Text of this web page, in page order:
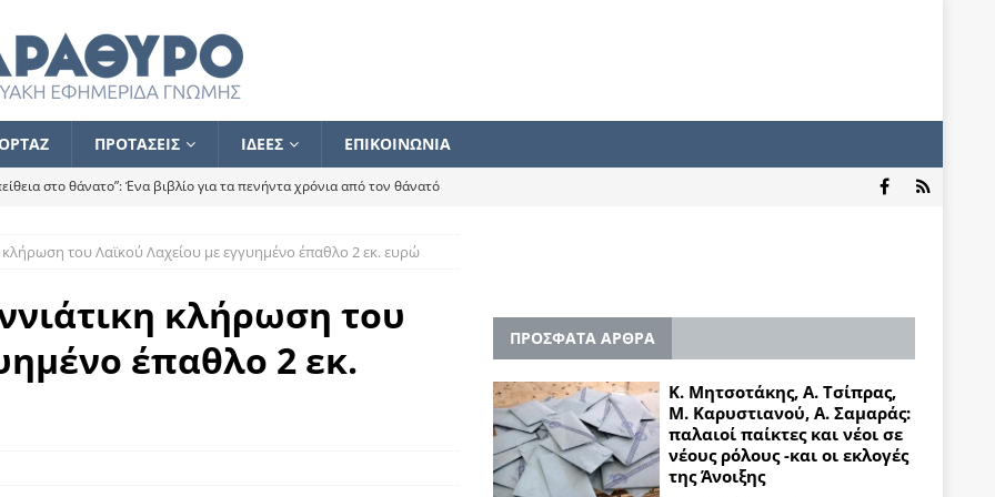
ΠΡΟΤΑΣΕΙΣ ΙΔΕΕΣ ΕΠΙΚΟΙΝΩΝΙΑ
στο θάνατο”: Ένα βιβλίο για τα πενήντα χρόνια από τον θάνατό
το ποιος κοροϊδεύει ποιον Αλέξη
ΑΝΑΓΝΩΣΕΙΣ
ότι δεν υπάρχει παρακολούθηση και κέντρο το οποίο
θερμά όσους σπεύδουν να το ενισχύσουν – Συνεχίζουμε
κλήρωση του Λαϊκού Λαχείου με εγγυημένο έπαθλο 2 εκ. ευρώ
κλήρωση του
έπαθλο 2 εκ.
ΠΡΟΣΦΑΤΑ ΑΡΘΡΑ
Κ. Μητσοτάκης, Α. Τσίπρας,
Μ. Καρυστιανού, Α. Σαμαράς:
παλαιοί παίκτες και νέοι σε
νέους ρόλους -και οι εκλογές
της Άνοιξης